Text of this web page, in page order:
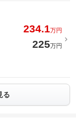
234.1万円
225万円
る